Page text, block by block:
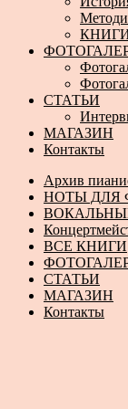
КНИГИ
СТАТЬИ
МАГАЗИН
Контакты
Архив
НОТЫ ДЛЯ
ВСЕ КНИГИ
СТАТЬИ
МАГАЗИН
Контакты